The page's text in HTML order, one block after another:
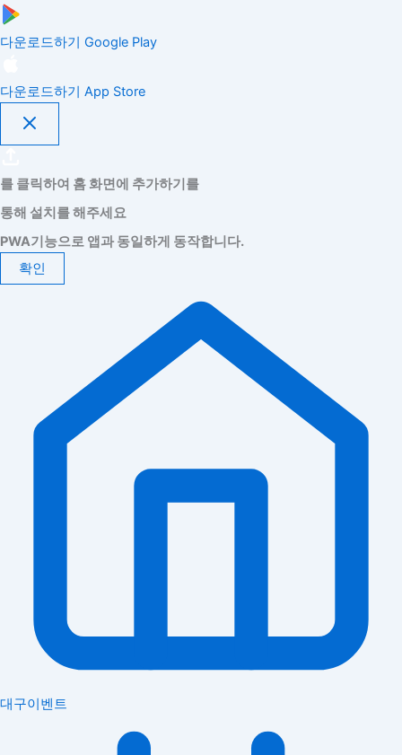
다운로드하기 Google Play
다운로드하기 App Store
를 클릭하여 홈 화면에 추가하기를
통해 설치를 해주세요
PWA기능으로 앱과 동일하게 동작합니다.
확인
대구이벤트